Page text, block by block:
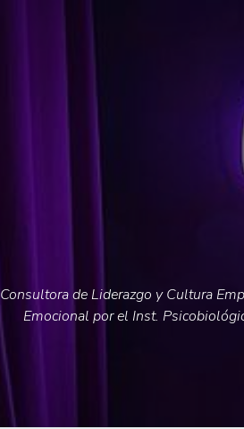
Consultora de Liderazgo y Cultura
Emocional por el Inst.